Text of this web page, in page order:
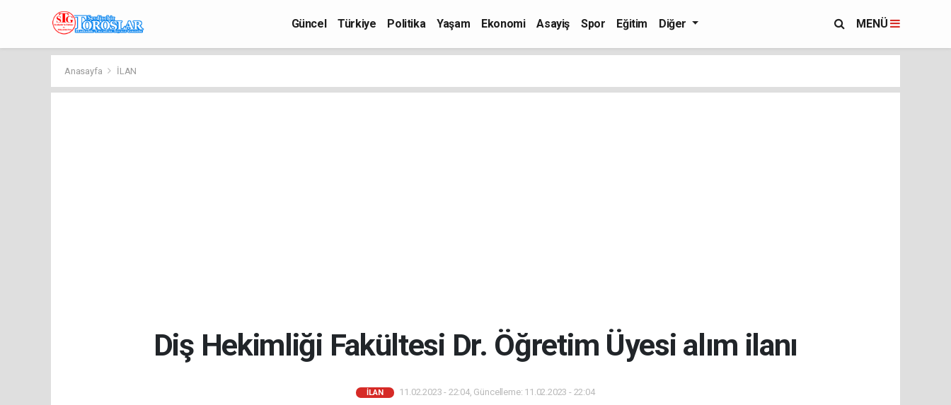
Güncel Türkiye Politika Yaşam Ekonomi Asayiş Spor Eğitim Diğer MENÜ
Anasayfa İLAN
Diş Hekimliği Fakültesi Dr. Öğretim Üyesi alım ilanı
İLAN 11.02.2023 - 22:04, Güncelleme: 11.02.2023 - 22:04